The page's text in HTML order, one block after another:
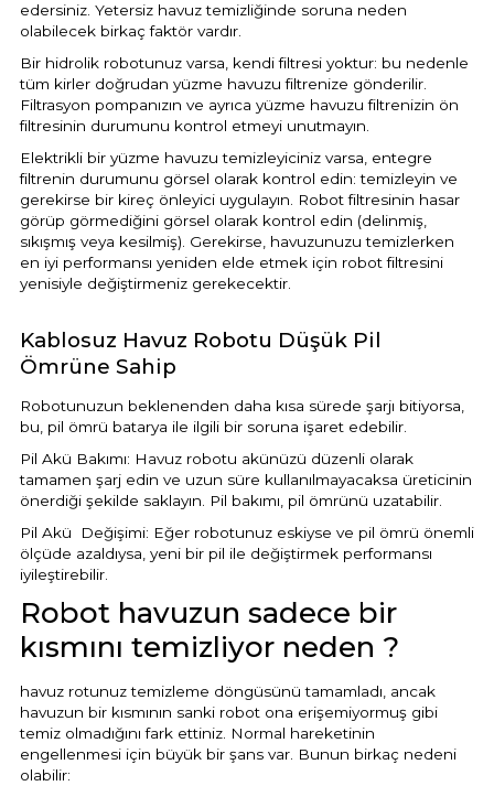
edersiniz. Yetersiz havuz temizliğinde soruna neden
olabilecek birkaç faktör vardır.
Bir hidrolik robotunuz varsa, kendi filtresi yoktur: bu nedenle
tüm kirler doğrudan yüzme havuzu filtrenize gönderilir.
Filtrasyon pompanızın ve ayrıca yüzme havuzu filtrenizin ön
filtresinin durumunu kontrol etmeyi unutmayın.
Elektrikli bir yüzme havuzu temizleyiciniz varsa, entegre
filtrenin durumunu görsel olarak kontrol edin: temizleyin ve
gerekirse bir kireç önleyici uygulayın. Robot filtresinin hasar
görüp görmediğini görsel olarak kontrol edin (delinmiş,
sıkışmış veya kesilmiş). Gerekirse, havuzunuzu temizlerken
en iyi performansı yeniden elde etmek için robot filtresini
yenisiyle değiştirmeniz gerekecektir.
Kablosuz Havuz Robotu Düşük Pil
Ömrüne Sahip
Robotunuzun beklenenden daha kısa sürede şarjı bitiyorsa,
bu, pil ömrü batarya ile ilgili bir soruna işaret edebilir.
Pil Akü Bakımı: Havuz robotu akünüzü düzenli olarak
tamamen şarj edin ve uzun süre kullanılmayacaksa üreticinin
önerdiği şekilde saklayın. Pil bakımı, pil ömrünü uzatabilir.
Pil Akü Değişimi: Eğer robotunuz eskiyse ve pil ömrü önemli
ölçüde azaldıysa, yeni bir pil ile değiştirmek performansı
iyileştirebilir.
Robot havuzun sadece bir
kısmını temizliyor neden ?
havuz rotunuz temizleme döngüsünü tamamladı, ancak
havuzun bir kısmının sanki robot ona erişemiyormuş gibi
temiz olmadığını fark ettiniz. Normal hareketinin
engellenmesi için büyük bir şans var. Bunun birkaç nedeni
olabilir: